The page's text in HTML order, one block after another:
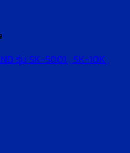
รุ่น SK-5001 , SK-10K ,